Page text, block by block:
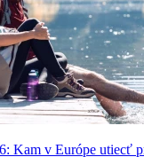
Kam v Európe utiecť